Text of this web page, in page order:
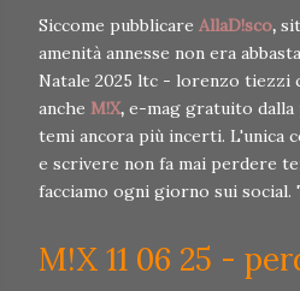
Siccome pubblicare AllaD!sco,
amenità annesse non era
Natale 2025 ltc - lorenzo tiezzi
anche M!X, e-mag gratuito
temi ancora più incerti. L'unica
e scrivere non fa mai perdere
facciamo ogni giorno sui social.
M!X 11 06 25 -